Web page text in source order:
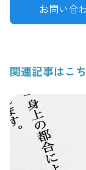
お問い合
関連記事はこ